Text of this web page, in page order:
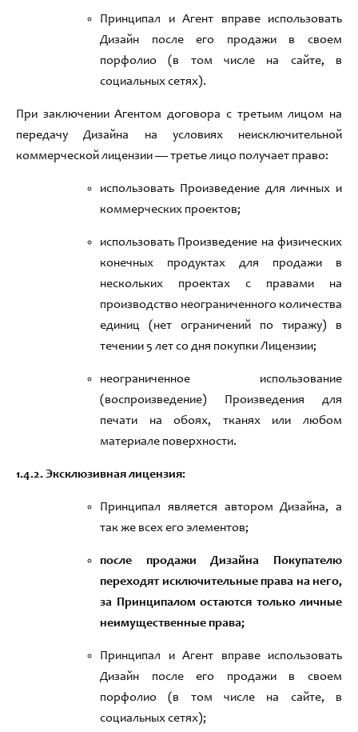
Принципал и Агент вправе использовать
Дизайн после его продажи в своем
порфолио(в том числе на сайте, в
социальных сетях).
При заключении Агентом договора с третьим лицом на
передачу Дизайна на условиях неисключительной
коммерческойлицензии — третье лицо получает право:
использовать Произведение для личных и
коммерческих проектов;
использовать Произведение на физических
конечных продуктах для продажи в
нескольких проектах с правами на
производство неограниченного количества
единиц (нет ограничений по тиражу) в
течении 5 лет со дня покупки Лицензии;
неограниченное использование
(воспроизведение) Произведения для
печати на обоях, тканях или любом
материале поверхности.
1.4.2.Эксклюзивнаялицензия:
Принципал является автором Дизайна, а
так же всех его элементов;
после продажиДизайна Покупателю
переходят исключительные права на него,
за Принципалом остаются только личные
неимущественные права;
Принципал и Агент вправе использовать
Дизайн после его продажи в своем
порфолио (в том числе на сайте, в
социальных сетях);